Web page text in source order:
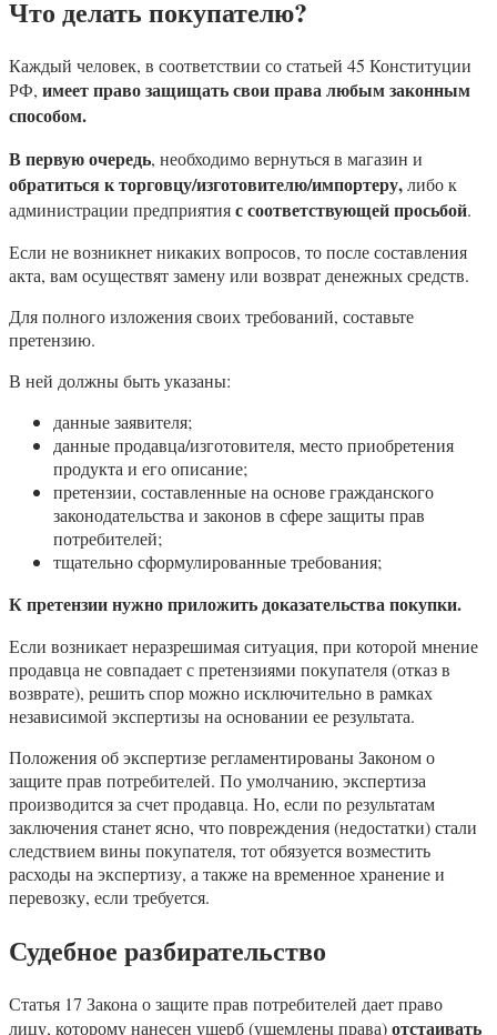
Что делать покупателю?
Каждый человек, в соответствии со статьей 45 Конституции
РФ, имеет право защищать свои права любым законным
способом.
В первую очередь, необходимо вернуться в магазин и
обратиться к торговцу/изготовителю/импортеру,либо к
администрации предприятияс соответствующей просьбой.
Если не возникнет никаких вопросов, то после составления
акта, вам осуществят замену или возврат денежных средств.
Для полного изложения своих требований, составьте
претензию.
В ней должны быть указаны:
данные заявителя;
данные продавца/изготовителя, место приобретения
продукта и его описание;
претензии, составленные на основе гражданского
законодательства и законов в сфере защиты прав
потребителей;
тщательно сформулированные требования;
К претензии нужно приложить доказательства покупки.
Если возникает неразрешимая ситуация, при которой мнение
продавца не совпадает с претензиями покупателя (отказ в
возврате), решить спор можно исключительно в рамках
независимой экспертизы на основании ее результата.
Положения об экспертизе регламентированы Законом о
защите прав потребителей. По умолчанию, экспертиза
производится за счет продавца. Но, если по результатам
заключения станет ясно, что повреждения (недостатки) стали
следствием вины покупателя, тот обязуется возместить
расходы на экспертизу, а также на временное хранение и
перевозку, если требуется.
Судебное разбирательство
Статья 17 Закона о защите прав потребителей дает право
лицу, которому нанесен ущерб (ущемлены права)отстаивать